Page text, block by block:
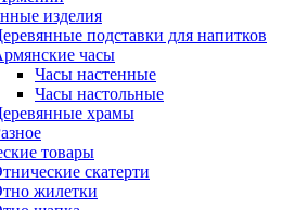
изделия
подставки для напитков
часы
Часы настенные
Часы настольные
храмы
товары
скатерти
жилетки